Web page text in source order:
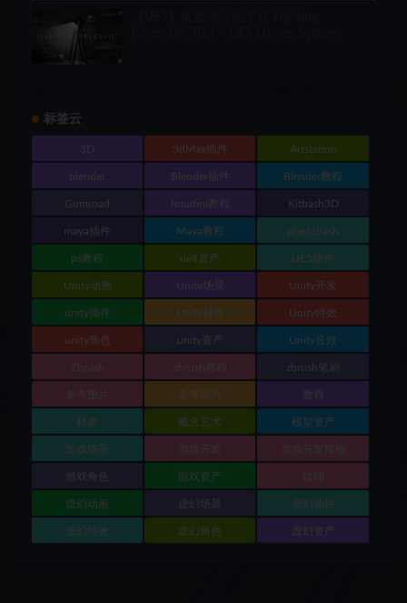
标签云
3D 3dMax插件 Artstation
blender Blender插件 Blender教程
Gumroad houdini教程 Kitbash3D
maya插件 Maya教程 photobash
ps教程 ue4资产 UE5插件
Unity动画 Unity场景 Unity开发
unity插件 Unity材质 Unity特效
unity角色 unity资产 Unity音效
Zbrush zbrush教程 zbrush笔刷
参考图片 参考照片 教程
材质 概念艺术 模型资产
游戏场景 游戏开发 游戏开发模板
游戏角色 游戏资产 纹理
虚幻动画 虚幻场景 虚幻插件
虚幻特效 虚幻角色 虚幻资产